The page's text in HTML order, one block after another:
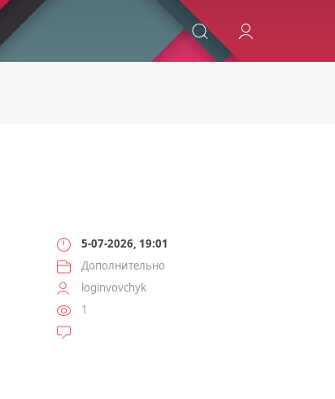
ИСКАТЬ
5-07-2026, 19:01
Дополнительно
loginvovchyk
1